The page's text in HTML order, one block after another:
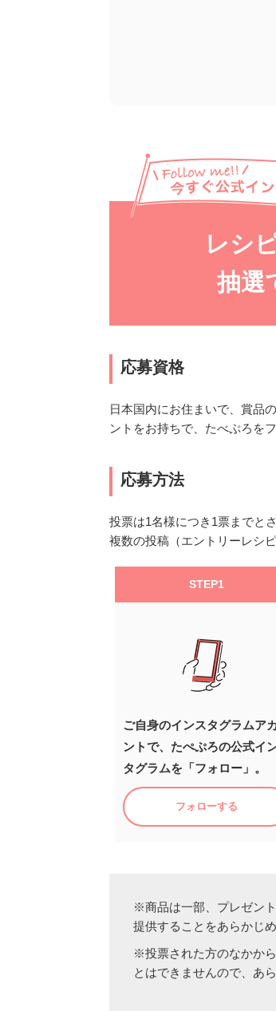
レシ
抽選
応募資格
日本国内にお住まいで、賞品
ントをお持ちで、たべぷろを
応募方法
投票は1名様につき1票までと
複数の投稿（エントリーレシ
STEP1
ご自身のインスタグラムア
ントで、たぺぷろの公式イ
タグラムを「フォロー」。
フォローする
※商品は一部、プレゼン
提供することをあらかじ
※投票された方のなかか
とはできませんので、あ